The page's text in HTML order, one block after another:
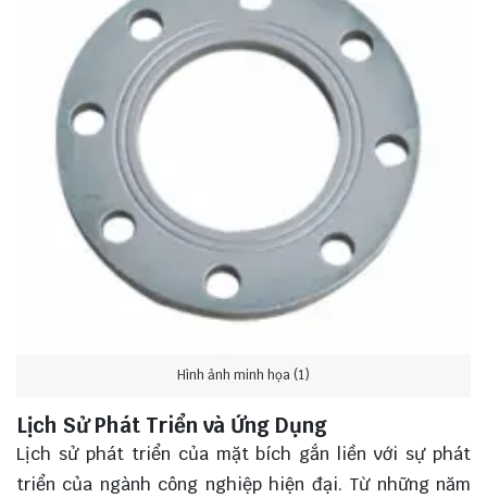
Hình ảnh minh họa (1)
Lịch Sử Phát Triển và Ứng Dụng
Lịch sử phát triển của mặt bích gắn liền với sự phát
triển của ngành công nghiệp hiện đại. Từ những năm